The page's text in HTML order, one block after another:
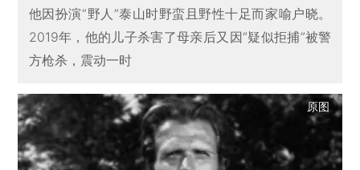
他因扮演“野人”泰山时野蛮且野性十足而家喻户晓。
2019年，他的儿子杀害了母亲后又因“疑似拒捕”被警
方枪杀，震动一时
原图